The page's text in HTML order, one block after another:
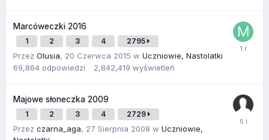
Marcóweczki 2016
1 2 3 4 2795
Przez Olusia, 20 Czerwca 2015 w Uczniowie, Nastolatki
69,864 odpowiedzi 2,842,419 wyświetleń
Majowe słoneczka 2009
1 2 3 4 2729
Przez czarna_aga, 27 Sierpnia 2008 w Uczniowie,